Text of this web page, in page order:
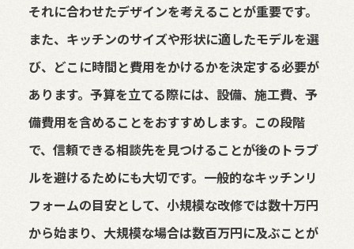
それに合わせたデザインを考えることが重要です。
また、キッチンのサイズや形状に適したモデルを選
び、どこに時間と費用をかけるかを決定する必要が
あります。予算を立てる際には、設備、施工費、予
備費用を含めることをおすすめします。この段階
で、信頼できる相談先を見つけることが後のトラブ
ルを避けるためにも大切です。一般的なキッチンリ
フォームの目安として、小規模な改修では数十万円
から始まり、大規模な場合は数百万円に及ぶことが